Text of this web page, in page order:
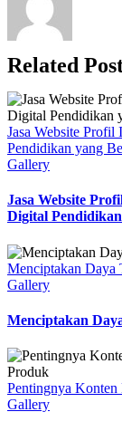
Related
Jasa Website
Pendidikan yang
Gallery
Jasa Website
Digital
Menciptakan Daya
Gallery
Menciptakan
Pentingnya
Gallery